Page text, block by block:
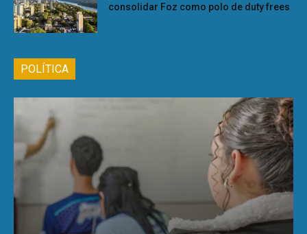
consolidar Foz como polo de duty frees
POLÍTICA